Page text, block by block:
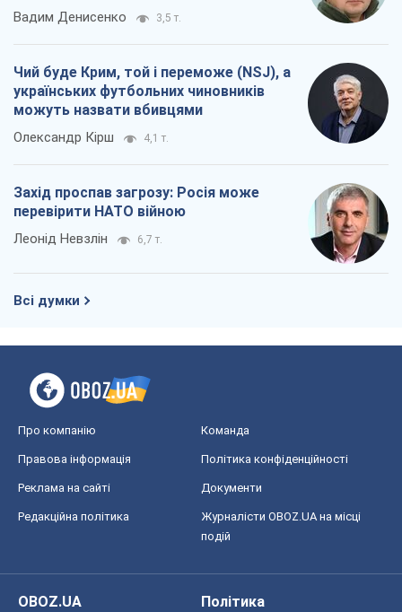
Вадим Денисенко 3,5 т.
Чий буде Крим, той і переможе (NSJ), а
українських футбольних чиновників
можуть назвати вбивцями
Олександр Кірш 4,1 т.
Захід проспав загрозу: Росія може
перевірити НАТО війною
Леонід Невзлін 6,7 т.
Всі думки
Про компанію Команда
Правова інформація Політика конфіденційності
Реклама на сайті Документи
Редакційна політика
Журналісти OBOZ.UA на місці
подій
OBOZ.UA
Політика